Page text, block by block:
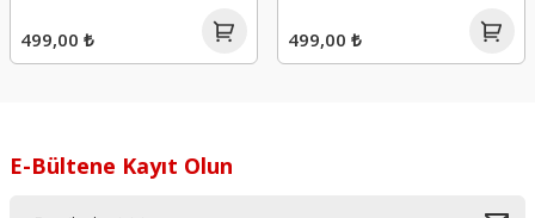
499,00 ₺ 499,00 ₺
E-Bültene Kayıt Olun